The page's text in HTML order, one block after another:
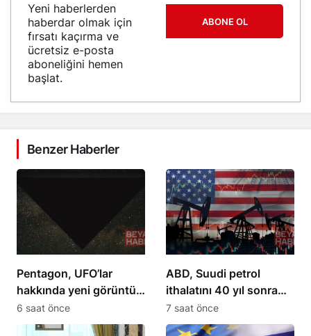
Yeni haberlerden
haberdar olmak için
fırsatı kaçırma ve
ücretsiz e-posta
aboneliğini hemen
başlat.
ABONE OL
Benzer Haberler
Pentagon, UFO’lar
hakkında yeni görüntü
ve belgeler yayınladı
6 saat önce
ABD, Suudi petrol
ithalatını 40 yıl sonra
sıfırladı
7 saat önce